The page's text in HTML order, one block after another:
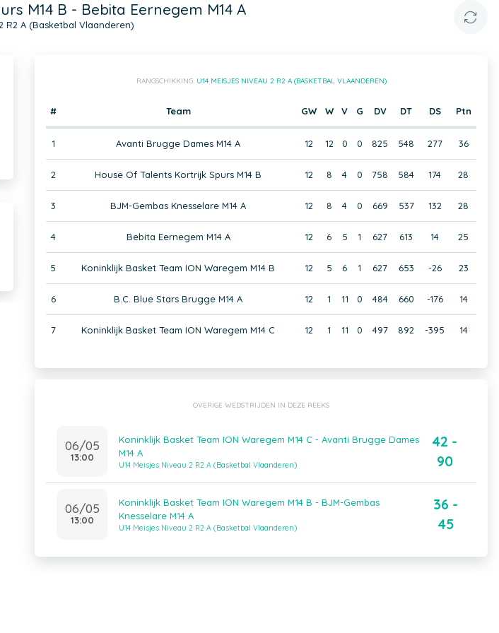
M14 B - Bebita Eernegem M14 A
R2 A (Basketbal Vlaanderen)
RANGSCHIKKING: U14 MEISJES NIVEAU 2 R2 A (BASKETBAL VLAANDEREN)
# Team GW W V G DV DT DS Ptn
1 Avanti Brugge Dames M14 A 12 12 0 0 825 548 277 36
2 House Of Talents Kortrijk Spurs M14 B 12 8 4 0 758 584 174 28
3 BJM-Gembas Knesselare M14 A 12 8 4 0 669 537 132 28
4 Bebita Eernegem M14 A 12 6 5 1 627 613 14 25
5 Koninklijk Basket Team ION Waregem M14 B 12 5 6 1 627 653 -26 23
6 B.C. Blue Stars Brugge M14 A 12 1 11 0 484 660 -176 14
7 Koninklijk Basket Team ION Waregem M14 C 12 1 11 0 497 892 -395 14
OVERIGE WEDSTRIJDEN IN DEZE REEKS
06/05
13:00
Koninklijk Basket Team ION Waregem M14 C - Avanti Brugge Dames
M14 A
U14 Meisjes Niveau 2 R2 A (Basketbal Vlaanderen)
42 -
90
06/05
13:00
Koninklijk Basket Team ION Waregem M14 B - BJM-Gembas
Knesselare M14 A
U14 Meisjes Niveau 2 R2 A (Basketbal Vlaanderen)
36 -
45